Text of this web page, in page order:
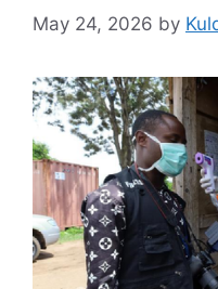
May 24, 2026 by